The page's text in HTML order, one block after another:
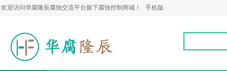
欢迎访问华腐隆辰腐蚀交流平台旗下腐蚀控制商城！ 手机版